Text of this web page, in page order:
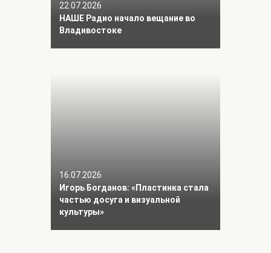
22.07.2026
НАШЕ Радио начало вещание во
Владивостоке
16.07.2026
Игорь Богданов: «Пластинка стала
частью досуга и визуальной
культуры»